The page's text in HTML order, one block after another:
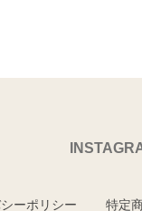
ーポリシー 特定